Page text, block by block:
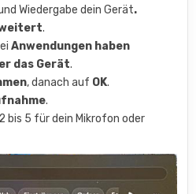
Wiedergabe dein Gerät.
.
Anwendungen haben
das Gerät.
, danach auf OK.
.
bis 5 für dein Mikrofon oder